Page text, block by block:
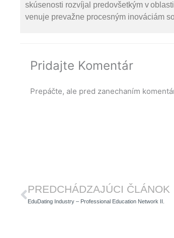
skúsenosti rozvíjal predovšetkým v
venuje prevažne procesným inováciám
Pridajte Komentár
Prepáčte, ale pred zanechaním
PREDCHÁDZAJÚCI ČLÁNOK
EduDating Industry – Professional Education Network II.